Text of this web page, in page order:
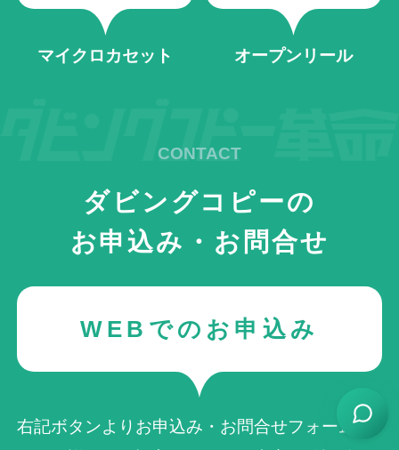
マイクロカセット オープンリール
ダビングコピーの
お申込み・お問合せ
WEBでのお申込み
右記ボタンよりお申込み・お問合せフォームへ